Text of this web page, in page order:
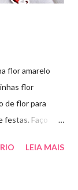
flor amarelo
flor
de flor para
festas. Faço
LEIA MAIS